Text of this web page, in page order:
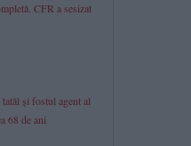
CFR a sesizat
și fostul agent al
68 de ani